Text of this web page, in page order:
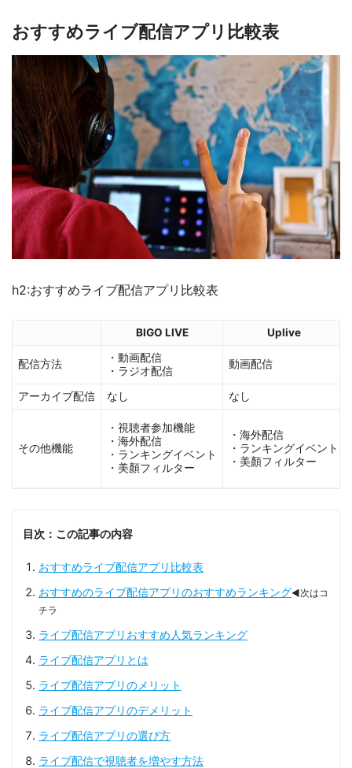
おすすめライブ配信アプリ比較表
h2:おすすめライブ配信アプリ比較表
BIGO LIVE Uplive
配信方法
・動画配信
・ラジオ配信
動画配信
アーカイブ配信
なし なし
その他機能
・視聴者参加機能
・海外配信
・ランキングイベント
・美顏フィルター
・海外配信
・ランキングイベント
・美顏フィルター
目次：この記事の内容
おすすめライブ配信アプリ比較表
おすすめのライブ配信アプリのおすすめランキング◀次はコ
チラ
ライブ配信アプリおすすめ人気ランキング
ライブ配信アプリとは
ライブ配信アプリのメリット
ライブ配信アプリのデメリット
ライブ配信アプリの選び方
ライブ配信で視聴者を増やす方法